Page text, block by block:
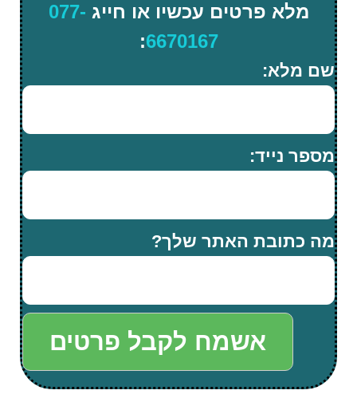
מלא פרטים עכשיו או חייג 077-
6670167
:
שם מלא:
מספר נייד:
מה כתובת האתר שלך?
אשמח לקבל פרטים